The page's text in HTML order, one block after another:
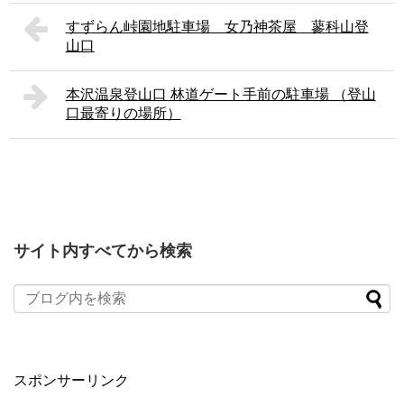
すずらん峠園地駐車場 女乃神茶屋 蓼科山登
山口
本沢温泉登山口 林道ゲート手前の駐車場 （登山
口最寄りの場所）
サイト内すべてから検索
スポンサーリンク